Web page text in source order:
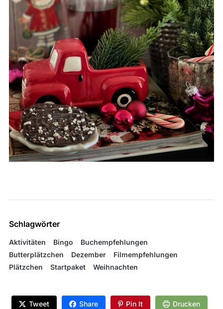
Schlagwörter
Aktivitäten Bingo
Buchempfehlungen
Butterplätzchen
Dezember
Filmempfehlungen
Plätzchen
Startpaket Weihnachten
Tweet Share Pin It Drucken